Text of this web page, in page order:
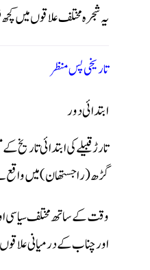
یہ شجرہ مختلف علاقوں میں
تاریخی پس منظر
ابتدائی دور
تارڑ قبیلے کی ابتدائی
گڑھ (راجستھان) میں
وقت کے ساتھ مختلف سیاسی
اور چناب کے درمیانی علاقوں